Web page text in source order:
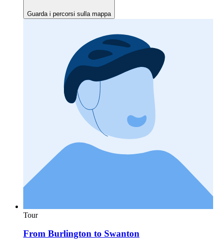
Guarda i percorsi sulla mappa
Tour
From Burlington to Swanton